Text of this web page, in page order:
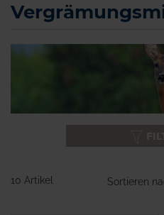
10 Artikel Sortieren